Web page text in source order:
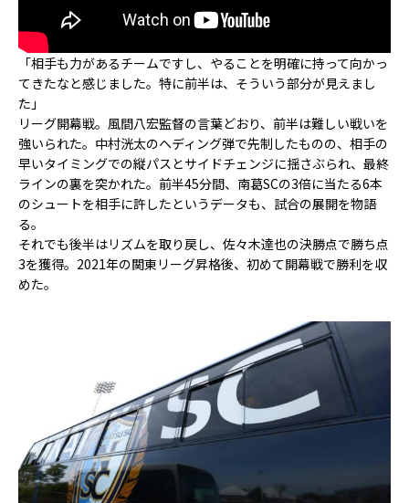
「相手も力があるチームですし、やることを明確に持って向かっ
てきたなと感じました。特に前半は、そういう部分が見えまし
た」
リーグ開幕戦。風間八宏監督の言葉どおり、前半は難しい戦いを
強いられた。中村洸太のヘディング弾で先制したものの、相手の
早いタイミングでの縦パスとサイドチェンジに揺さぶられ、最終
ラインの裏を突かれた。前半45分間、南葛SCの3倍に当たる6本
のシュートを相手に許したというデータも、試合の展開を物語
る。
それでも後半はリズムを取り戻し、佐々木達也の決勝点で勝ち点
3を獲得。2021年の関東リーグ昇格後、初めて開幕戦で勝利を収
めた。